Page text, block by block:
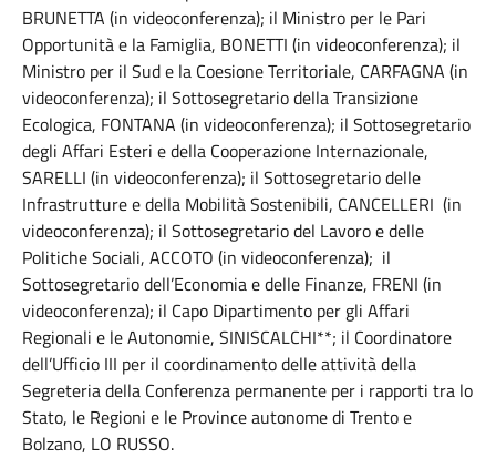
BRUNETTA (in videoconferenza); il Ministro per le Pari
Opportunità e la Famiglia, BONETTI (in videoconferenza); il
Ministro per il Sud e la Coesione Territoriale, CARFAGNA (in
videoconferenza); il Sottosegretario della Transizione
Ecologica, FONTANA (in videoconferenza); il Sottosegretario
degli Affari Esteri e della Cooperazione Internazionale,
SARELLI (in videoconferenza); il Sottosegretario delle
Infrastrutture e della Mobilità Sostenibili, CANCELLERI (in
videoconferenza); il Sottosegretario del Lavoro e delle
Politiche Sociali, ACCOTO (in videoconferenza); il
Sottosegretario dell’Economia e delle Finanze, FRENI (in
videoconferenza); il Capo Dipartimento per gli Affari
Regionali e le Autonomie, SINISCALCHI**; il Coordinatore
dell’Ufficio III per il coordinamento delle attività della
Segreteria della Conferenza permanente per i rapporti tra lo
Stato, le Regioni e le Province autonome di Trento e
Bolzano, LO RUSSO.